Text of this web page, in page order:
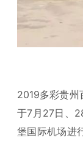
2019多彩贵州
于7月27日、
堡国际机场进